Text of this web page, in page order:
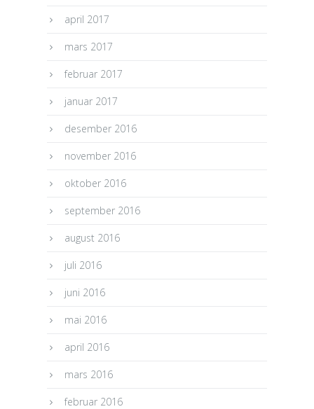
april 2017
mars 2017
februar 2017
januar 2017
desember 2016
november 2016
oktober 2016
september 2016
august 2016
juli 2016
juni 2016
mai 2016
april 2016
mars 2016
februar 2016